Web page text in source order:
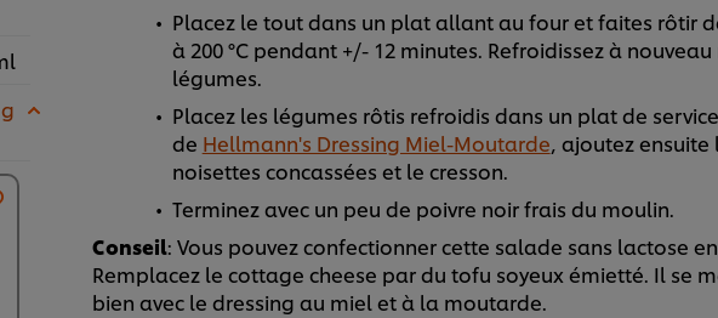
Placez le tout dans un plat allant au four et faites rôtir
à 200 °C pendant +/- 12 minutes. Refroidissez à
légumes.
Placez les légumes rôtis refroidis dans un plat de
de Hellmann's Dressing Miel-Moutarde, ajoutez ensuite
noisettes concassées et le cresson.
Terminez avec un peu de poivre noir frais du moulin.
Conseil: Vous pouvez confectionner cette salade sans lactose
Remplacez le cottage cheese par du tofu soyeux émietté. Il se
bien avec le dressing au miel et à la moutarde.